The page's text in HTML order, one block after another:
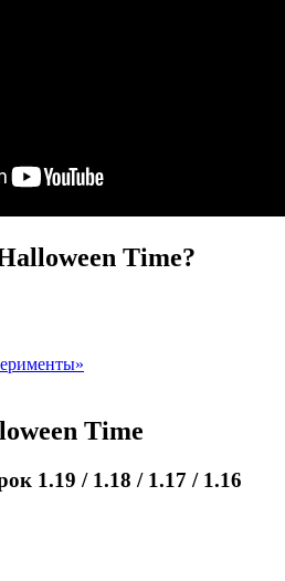
Time?
Time
1.19 / 1.18 / 1.17 / 1.16